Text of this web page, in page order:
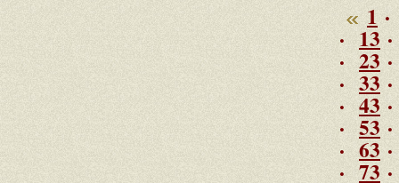
1·
· 13 ·
· 23 ·
· 33 ·
· 43 ·
· 53 ·
· 63 ·
· 73 ·